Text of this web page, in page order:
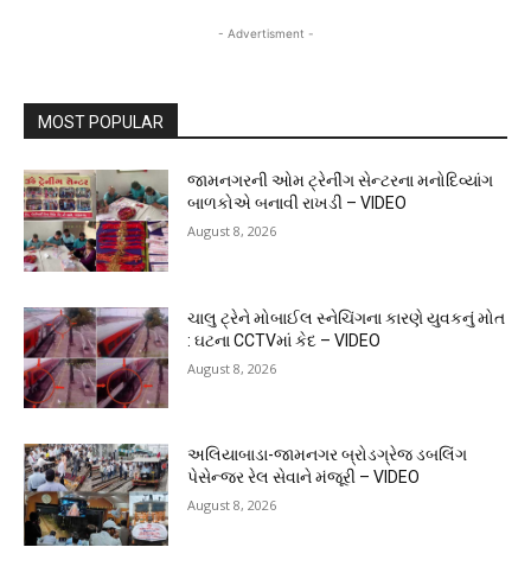
- Advertisment -
MOST POPULAR
જામનગરની ઓમ ટ્રેનીંગ સેન્ટરના મનોદિવ્યાંગ
બાળકોએ બનાવી રાખડી – VIDEO
August 8, 2026
ચાલુ ટ્રેને મોબાઈલ સ્નેચિંગના કારણે યુવકનું મોત
: ઘટના CCTVમાં કેદ – VIDEO
August 8, 2026
અલિયાબાડા-જામનગર બ્રોડગ્રેજ ડબલિંગ
પેસેન્જર રેલ સેવાને મંજૂરી – VIDEO
August 8, 2026